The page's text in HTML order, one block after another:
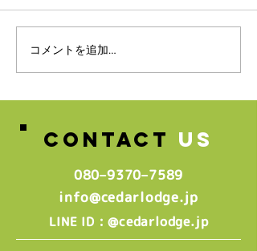
マイナポイント✖️LINE
Pay
コメントを追加…
CONTACT US
080–9370–7589‬
info@cedarlodge.jp
LINE ID : @cedarlodge.jp